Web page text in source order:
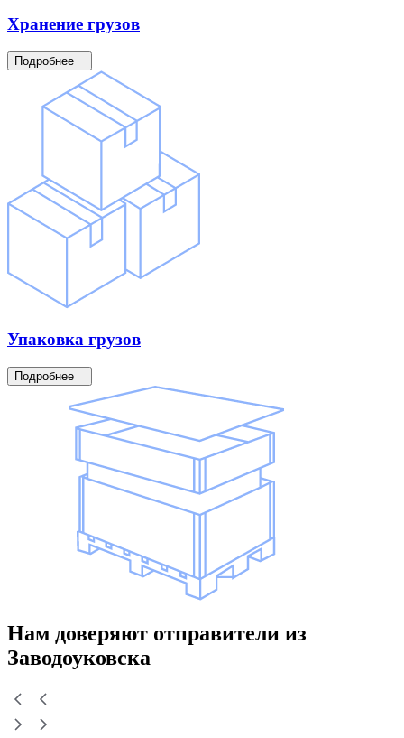
Хранение грузов
Подробнее
Упаковка грузов
Подробнее
Нам доверяют отправители из
Заводоуковска